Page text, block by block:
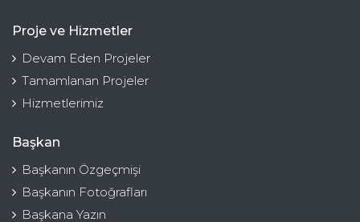
Proje ve Hizmetler
Devam Eden Projeler
Tamamlanan Projeler
Hizmetlerimiz
Başkan
Başkanın Özgeçmişi
Başkanın Fotoğrafları
Başkana Yazın